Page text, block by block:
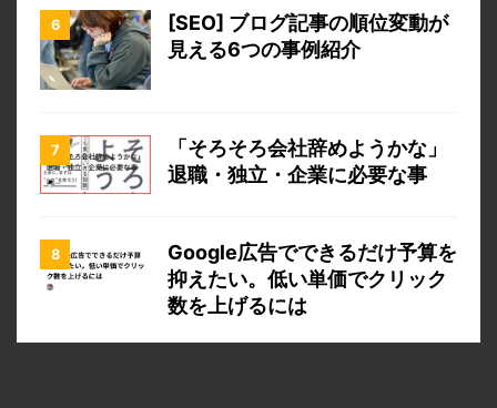
[SEO] ブログ記事の順位変動が
見える6つの事例紹介
「そろそろ会社辞めようかな」
退職・独立・企業に必要な事
Google広告でできるだけ予算を
抑えたい。低い単価でクリック
数を上げるには